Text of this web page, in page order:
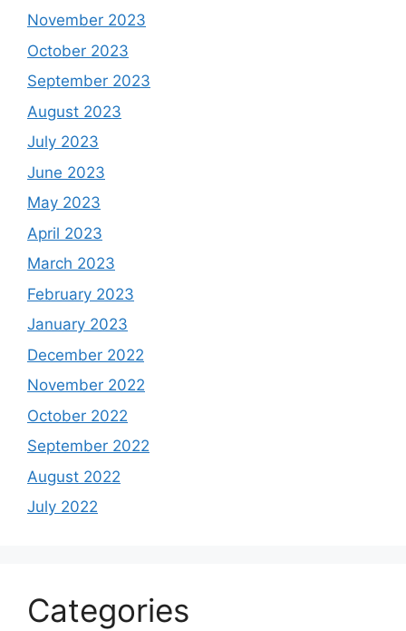
November 2023
October 2023
September 2023
August 2023
July 2023
June 2023
May 2023
April 2023
March 2023
February 2023
January 2023
December 2022
November 2022
October 2022
September 2022
August 2022
July 2022
Categories